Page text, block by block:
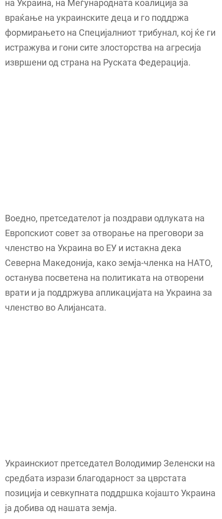
на Украина, на Меѓународната коалиција за
враќање на украинските деца и го поддржа
формирањето на Специјалниот трибунал, кој ќе ги
истражува и гони сите злосторства на агресија
извршени од страна на Руската Федерација.
Воедно, претседателот ја поздрави одлуката на
Европскиот совет за отворање на преговори за
членство на Украина во ЕУ и истакна дека
Северна Македонија, како земја-членка на НАТО,
останува посветена на политиката на отворени
врати и ја поддржува апликацијата на Украина за
членство во Алијансата.
Украинскиот претседател Володимир Зеленски на
средбата изрази благодарност за цврстата
позиција и севкупната поддршка којашто Украина
ја добива од нашата земја.